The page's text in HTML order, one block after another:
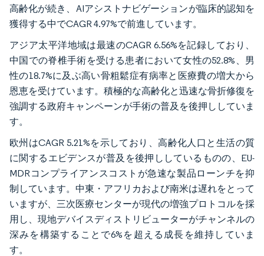
高齢化が続き、AIアシストナビゲーションが臨床的認知を
獲得する中でCAGR 4.97%で前進しています。
アジア太平洋地域は最速のCAGR 6.56%を記録しており、
中国での脊椎手術を受ける患者において女性の52.8%、男
性の18.7%に及ぶ高い骨粗鬆症有病率と医療費の増大から
恩恵を受けています。積極的な高齢化と迅速な骨折修復を
強調する政府キャンペーンが手術の普及を後押ししていま
す。
欧州はCAGR 5.21%を示しており、高齢化人口と生活の質
に関するエビデンスが普及を後押ししているものの、EU-
MDRコンプライアンスコストが急速な製品ローンチを抑
制しています。中東・アフリカおよび南米は遅れをとって
いますが、三次医療センターが現代の増強プロトコルを採
用し、現地デバイスディストリビューターがチャンネルの
深みを構築することで6%を超える成長を維持していま
す。